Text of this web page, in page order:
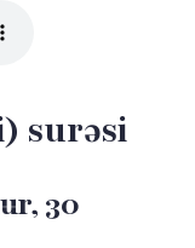
surəsi
30